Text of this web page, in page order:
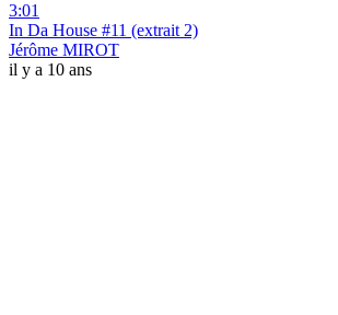
3:01
In Da House #11 (extrait 2)
Jérôme MIROT
il y a 10 ans